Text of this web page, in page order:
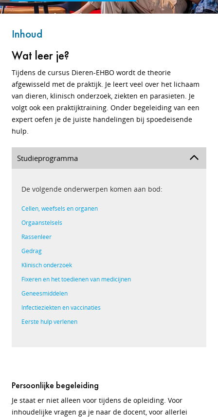
Inhoud
Wat leer je?
Tijdens de cursus Dieren-EHBO wordt de theorie
afgewisseld met de praktijk. Je leert veel over het lichaam
van dieren, klinisch onderzoek, ziekten en parasieten. Je
volgt ook een praktijktraining. Onder begeleiding van een
expert oefen je de juiste handelingen bij spoedeisende
hulp.
Studieprogramma
De volgende onderwerpen komen aan bod:
Cellen, weefsels en organen
Orgaanstelsels
Rassenleer
Gedrag
Klinisch onderzoek
Fixeren en het toedienen van medicijnen
Geneesmiddelen
Infectieziekten en vaccinaties
Eerste hulp verlenen
Persoonlijke begeleiding
Je staat er niet alleen voor tijdens de opleiding. Voor
inhoudelijke vragen ga je naar de docent, voor allerlei